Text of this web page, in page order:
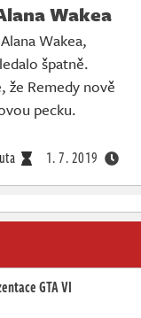
Wakea
Wakea,
špatně.
že Remedy nově
pecku.
1. 7. 2019
GTA VI